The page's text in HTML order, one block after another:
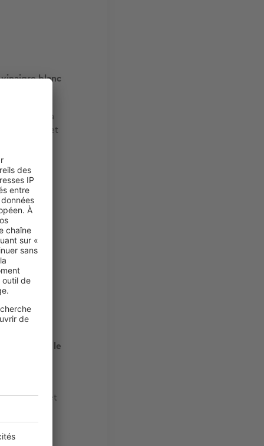
vinaigre blanc
Vaporisez la
l’eau claire et
.Ce
sur les
couvre
ternit le
de
douce
et